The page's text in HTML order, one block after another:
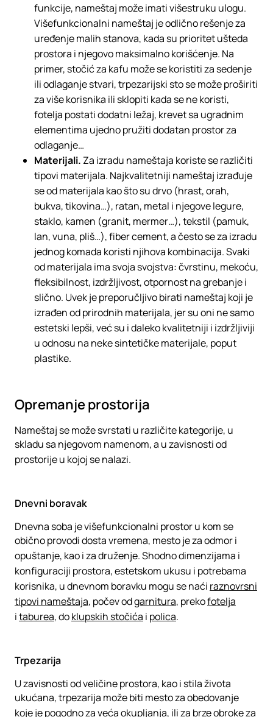
funkcije, nameštaj može imati višestruku ulogu.
Višefunkcionalni nameštaj je odlično rešenje za
uređenje malih stanova, kada su prioritet ušteda
prostora i njegovo maksimalno korišćenje. Na
primer, stočić za kafu može se koristiti za sedenje
ili odlaganje stvari, trpezarijski sto se može proširiti
za više korisnika ili sklopiti kada se ne koristi,
fotelja postati dodatni ležaj, krevet sa ugradnim
elementima ujedno pružiti dodatan prostor za
odlaganje…
Materijali. Za izradu nameštaja koriste se različiti
tipovi materijala. Najkvalitetniji nameštaj izrađuje
se od materijala kao što su drvo (hrast, orah,
bukva, tikovina…), ratan, metal i njegove legure,
staklo, kamen (granit, mermer…), tekstil (pamuk,
lan, vuna, pliš…), fiber cement, a često se za izradu
jednog komada koristi njihova kombinacija. Svaki
od materijala ima svoja svojstva: čvrstinu, mekoću,
fleksibilnost, izdržljivost, otpornost na grebanje i
slično. Uvek je preporučljivo birati nameštaj koji je
izrađen od prirodnih materijala, jer su oni ne samo
estetski lepši, već su i daleko kvalitetniji i izdržljiviji
u odnosu na neke sintetičke materijale, poput
plastike.
Opremanje prostorija
Nameštaj se može svrstati u različite kategorije, u
skladu sa njegovom namenom, a u zavisnosti od
prostorije u kojoj se nalazi.
Dnevni boravak
Dnevna soba je višefunkcionalni prostor u kom se
obično provodi dosta vremena, mesto je za odmor i
opuštanje, kao i za druženje. Shodno dimenzijama i
konfiguraciji prostora, estetskom ukusu i potrebama
korisnika, u dnevnom boravku mogu se naći raznovrsni
tipovi nameštaja, počev odgarnitura, prekofotelja
itaburea, doklupskih stočića i polica.
Trpezarija
U zavisnosti od veličine prostora, kao i stila života
ukućana, trpezarija može biti mesto za obedovanje
koje je pogodno za veća okupljanja, ili za brze obroke za